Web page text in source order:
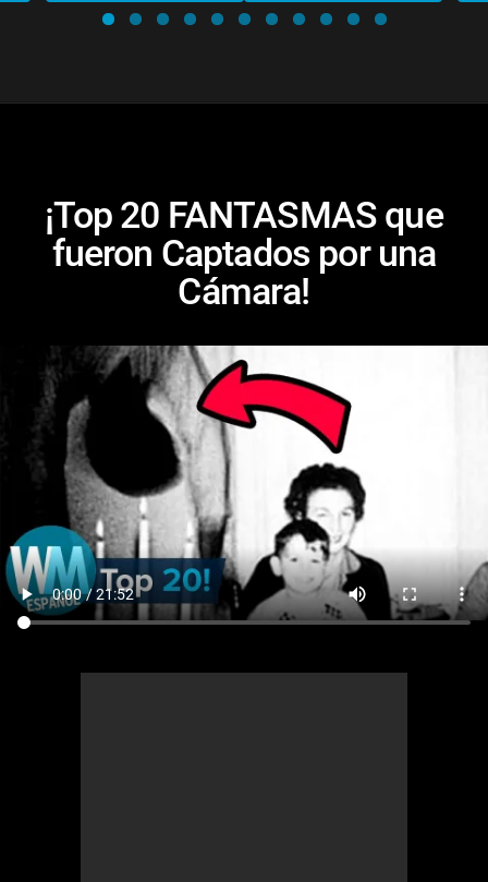
¡Top 20 FANTASMAS que
fueron Captados por una
Cámara!